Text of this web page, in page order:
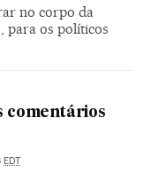
no corpo da
para os políticos
comentários
EDT